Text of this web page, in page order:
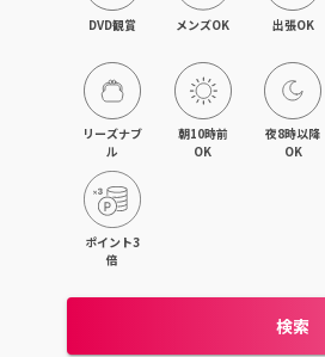
吉祥寺・荻窪・三鷹
立川・国立・国分寺
八王子・日野・昭島
日暮里・駒込・千駄木
DVD観賞 メンズOK 出張OK
リーズナブ
ル
朝10時前
OK
夜8時以降
OK
ポイント3
倍
検索